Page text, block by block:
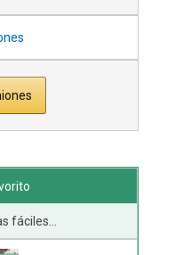
fáciles...